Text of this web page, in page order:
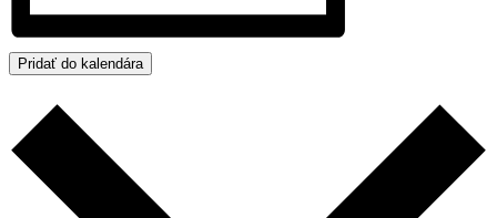
Pridať do kalendára